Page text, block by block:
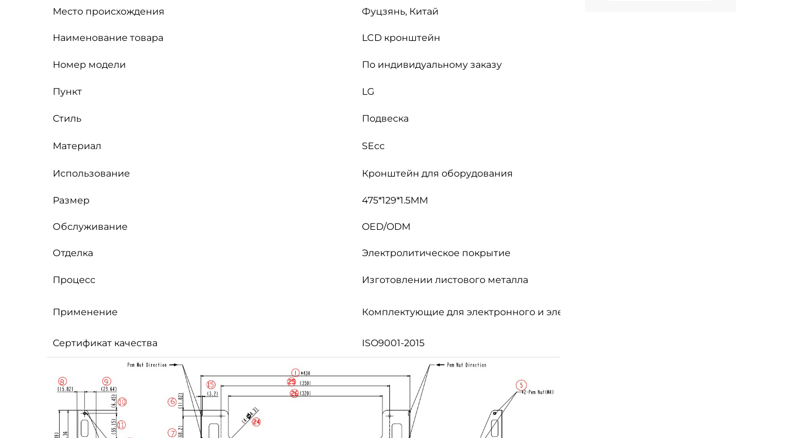
Место происхождения Фуцзянь, Китай
Наименование товара LCD кронштейн
Номер модели По индивидуальному заказу
Пункт LG
Стиль Подвеска
Материал SEcc
Использование Кронштейн для оборудования
Размер 475*129*1.5MM
Обслуживание OED/ODM
Отделка Электролитическое покрытие
Процесс Изготовлении листового металла
Применение Комплектующие для электронного и электрического оборудования
Сертификат качества ISO9001-2015